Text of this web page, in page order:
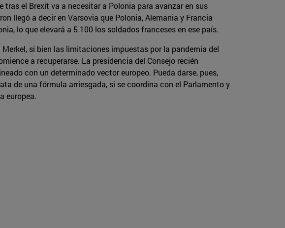
el Brexit va a necesitar a Polonia para avanzar en sus
llegó a decir en Varsovia que Polonia, Alemania y Francia
lo que elevará a 5.100 los soldados franceses en ese país.
si bien las limitaciones impuestas por la pandemia del
a recuperarse. La presidencia del Consejo recién
con un determinado vector europeo. Pueda darse, pues,
de una fórmula arriesgada, si se coordina con el Parlamento y
europea.